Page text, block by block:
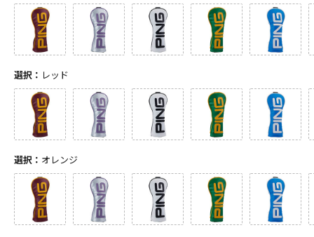
選択： レッド
選択： オレンジ